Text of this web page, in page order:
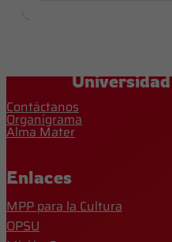
Universidad
Contáctanos
Organigrama
Alma Mater
Enlaces
MPP para la Cultura
OPSU